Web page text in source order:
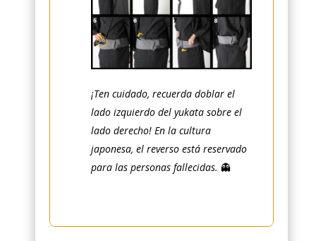
¡Ten cuidado, recuerda doblar el
lado izquierdo del yukata sobre el
lado derecho! En la cultura
japonesa, el reverso está reservado
para las personas fallecidas. 👻